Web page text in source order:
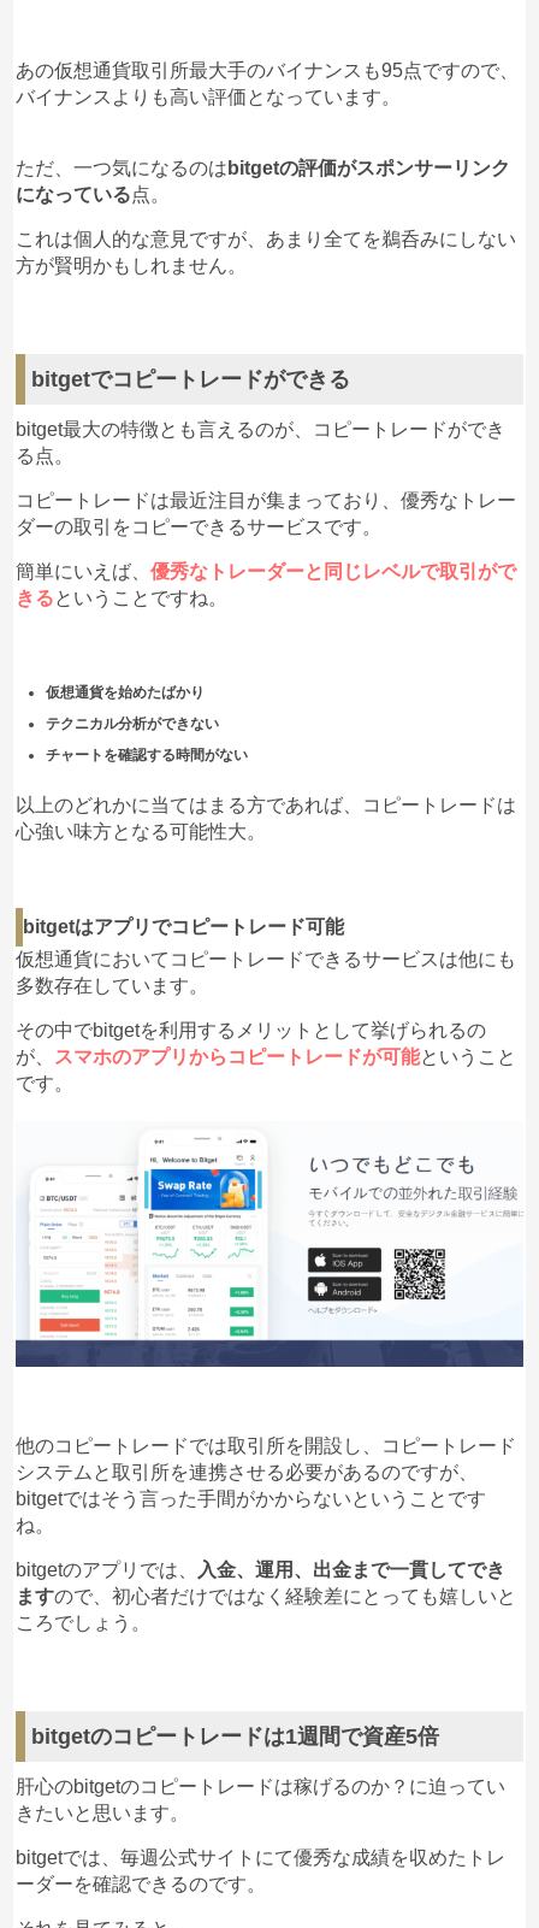
あの仮想通貨取引所最大手のバイナンスも95点ですので、
バイナンスよりも高い評価となっています。
ただ、一つ気になるのは bitgetの評価がスポンサーリンク
になっている点。
これは個人的な意見ですが、あまり全てを鵜呑みにしない
方が賢明かもしれません。
bitgetでコピートレードができる
bitget最大の特徴とも言えるのが、コピートレードができ
る点。
コピートレードは最近注目が集まっており、優秀なトレー
ダーの取引をコピーできるサービスです。
簡単にいえば、優秀なトレーダーと同じレベルで取引がで
きるということですね。
仮想通貨を始めたばかり
テクニカル分析ができない
チャートを確認する時間がない
以上のどれかに当てはまる方であれば、コピートレードは
心強い味方となる可能性大。
bitgetはアプリでコピートレード可能
仮想通貨においてコピートレードできるサービスは他にも
多数存在しています。
その中でbitgetを利用するメリットとして挙げられるの
が、
スマホのアプリからコピートレードが可能ということ
です。
他のコピートレードでは取引所を開設し、コピートレード
システムと取引所を連携させる必要があるのですが、
bitgetではそう言った手間がかからないということです
ね。
bitgetのアプリでは、
入金、運用、出金まで一貫してでき
ますので、初心者だけではなく経験差にとっても嬉しいと
ころでしょう。
bitgetのコピートレードは1週間で資産5倍
肝心のbitgetのコピートレードは稼げるのか？に迫ってい
きたいと思います。
bitgetでは、毎週公式サイトにて優秀な成績を収めたトレ
ーダーを確認できるのです。